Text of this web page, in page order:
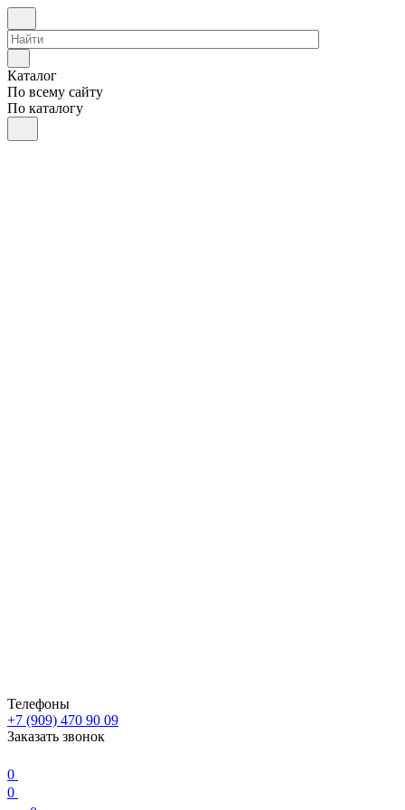
Каталог
По всему сайту
По каталогу
Телефоны
+7 (909) 470 90 09
Заказать звонок
0
0